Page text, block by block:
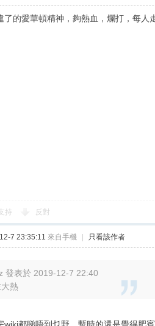
了的愛華頓精神，夠熱血，爛打，每人
持 反對
7 23:35:11 來自手機 只看該作者
發表於 2019-12-7 22:40
熱